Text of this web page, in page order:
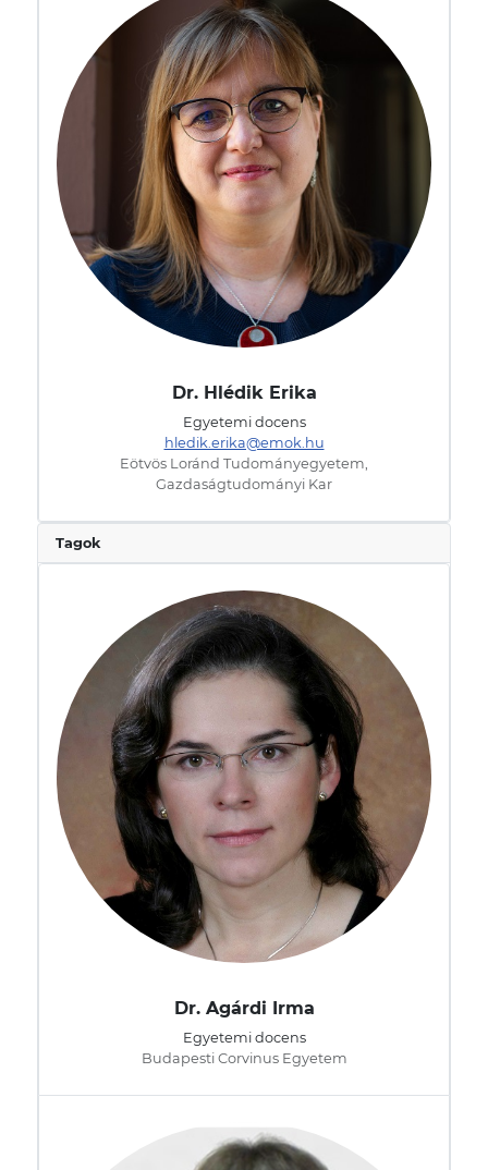
Dr. Hlédik Erika
Egyetemi docens
hledik.erika@emok.hu
Eötvös Loránd Tudományegyetem,
Gazdaságtudományi Kar
Tagok
Dr. Agárdi Irma
Egyetemi docens
Budapesti Corvinus Egyetem